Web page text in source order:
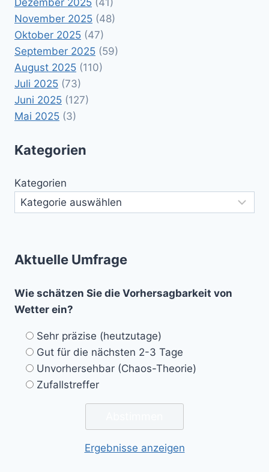
Dezember 2025 (41)
November 2025 (48)
Oktober 2025 (47)
September 2025 (59)
August 2025 (110)
Juli 2025 (73)
Juni 2025 (127)
Mai 2025 (3)
Kategorien
Kategorien
Aktuelle Umfrage
Wie schätzen Sie die Vorhersagbarkeit von
Wetter ein?
Sehr präzise (heutzutage)
Gut für die nächsten 2-3 Tage
Unvorhersehbar (Chaos-Theorie)
Zufallstreffer
Ergebnisse anzeigen